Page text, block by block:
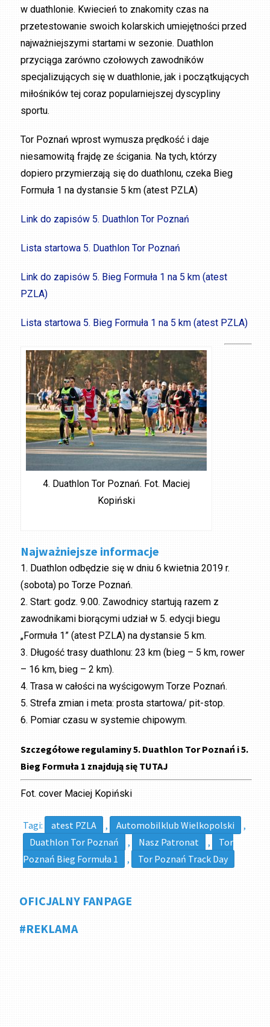
w duathlonie. Kwiecień to znakomity czas na
przetestowanie swoich kolarskich umiejętności przed
najważniejszymi startami w sezonie. Duathlon
przyciąga zarówno czołowych zawodników
specjalizujących się w duathlonie, jak i początkujących
miłośników tej coraz popularniejszej dyscypliny
sportu.
Tor Poznań wprost wymusza prędkość i daje
niesamowitą frajdę ze ścigania. Na tych, którzy
dopiero przymierzają się do duathlonu, czeka Bieg
Formuła 1 na dystansie 5 km (atest PZLA)
Link do zapisów 5. Duathlon Tor Poznań
Lista startowa 5. Duathlon Tor Poznań
Link do zapisów 5. Bieg Formuła 1 na 5 km (atest
PZLA)
Lista startowa 5. Bieg Formuła 1 na 5 km (atest PZLA)
4. Duathlon Tor Poznań. Fot. Maciej
Kopiński
Najważniejsze informacje
1. Duathlon odbędzie się w dniu 6 kwietnia 2019 r.
(sobota) po Torze Poznań.
2. Start: godz. 9.00. Zawodnicy startują razem z
zawodnikami biorącymi udział w 5. edycji biegu
„Formuła 1” (atest PZLA) na dystansie 5 km.
3. Długość trasy duathlonu: 23 km (bieg – 5 km, rower
– 16 km, bieg – 2 km).
4. Trasa w całości na wyścigowym Torze Poznań.
5. Strefa zmian i meta: prosta startowa/ pit-stop.
6. Pomiar czasu w systemie chipowym.
Szczegółowe regulaminy 5. Duathlon Tor Poznań i 5.
Bieg Formuła 1 znajdują się TUTAJ
Fot. cover Maciej Kopiński
Tagi: atest PZLA , Automobilklub Wielkopolski
,
Duathlon Tor Poznań
, Nasz Patronat ,
Tor
Poznań Bieg Formuła 1
, Tor Poznań Track Day
OFICJALNY FANPAGE
#REKLAMA